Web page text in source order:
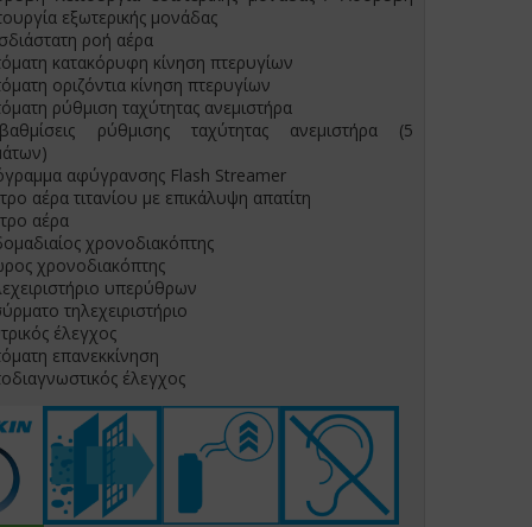
εξωτερικής μονάδας
ροή αέρα
κατακόρυφη κίνηση πτερυγίων
οριζόντια κίνηση πτερυγίων
ρύθμιση ταχύτητας ανεμιστήρα
ρύθμισης ταχύτητας ανεμιστήρα (5
αφύγρανσης Flash Streamer
αέρα τιτανίου με επικάλυψη απατίτη
αέρα
χρονοδιακόπτης
χρονοδιακόπτης
υπερύθρων
τηλεχειριστήριο
έλεγχος
επανεκκίνηση
έλεγχος